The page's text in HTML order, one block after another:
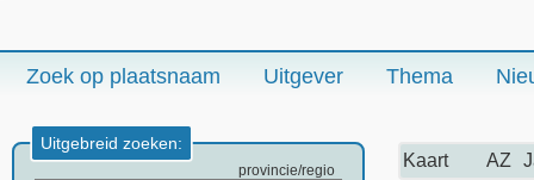
Zoek op plaatsnaam Uitgever Thema
Uitgebreid zoeken:
provincie/regio Kaart AZ